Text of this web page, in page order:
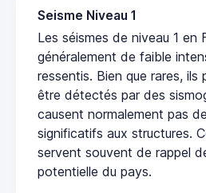
Seisme Niveau 1
Les séismes de niveau 1 en
généralement de faible
ressentis. Bien que rares, ils
être détectés par des
causent normalement pas
significatifs aux structures.
servent souvent de rappel
potentielle du pays.